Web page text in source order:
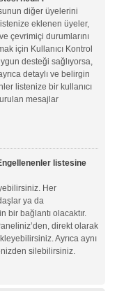
diğer üyelerini
eklenen üyeler,
çevrimiçi durumlarını
için Kullanıcı Kontrol
desteği sağlıyorsa,
detaylı ve belirgin
listenize bir kullanıcı
mesajlar
listesine
Her
ya da
bir bağlantı olacaktır.
direkt olarak
Ayrıca aynı
silebilirsiniz.